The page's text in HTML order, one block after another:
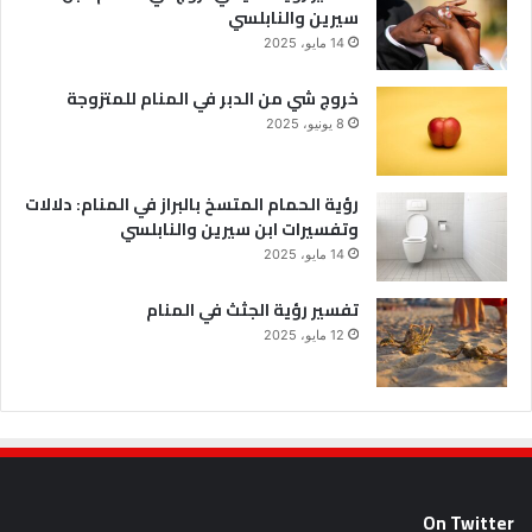
سيرين والنابلسي
14 مايو، 2025
خروج شي من الدبر في المنام للمتزوجة
8 يونيو، 2025
رؤية الحمام المتسخ بالبراز في المنام: دلالات
وتفسيرات ابن سيرين والنابلسي
14 مايو، 2025
تفسير رؤية الجثث في المنام
12 مايو، 2025
On Twitter